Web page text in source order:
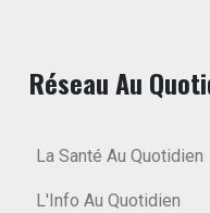
Réseau Au
La Santé Au Quotidien
L'Info Au Quotidien